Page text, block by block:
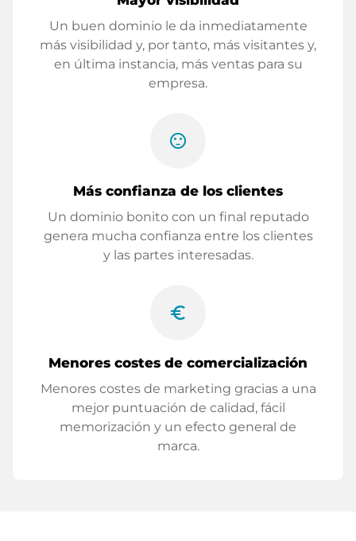
Un buen dominio le da inmediatamente
más visibilidad y, por tanto, más visitantes y,
en última instancia, más ventas para su
empresa.
sentiment_satisfied
Más confianza de los clientes
Un dominio bonito con un final reputado
genera mucha confianza entre los clientes
y las partes interesadas.
euro_symbol
Menores costes de comercialización
Menores costes de marketing gracias a una
mejor puntuación de calidad, fácil
memorización y un efecto general de
marca.